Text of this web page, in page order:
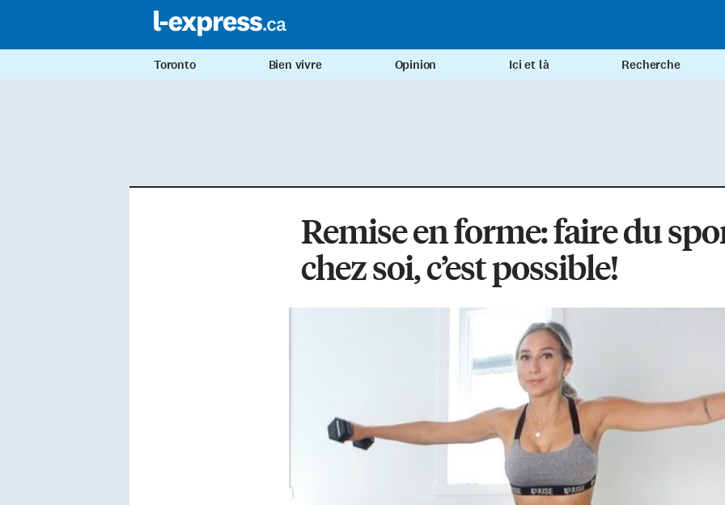
Toronto Bien vivre Opinion Ici et là Recherche
Remise en forme: faire du
chez soi, c’est possible!